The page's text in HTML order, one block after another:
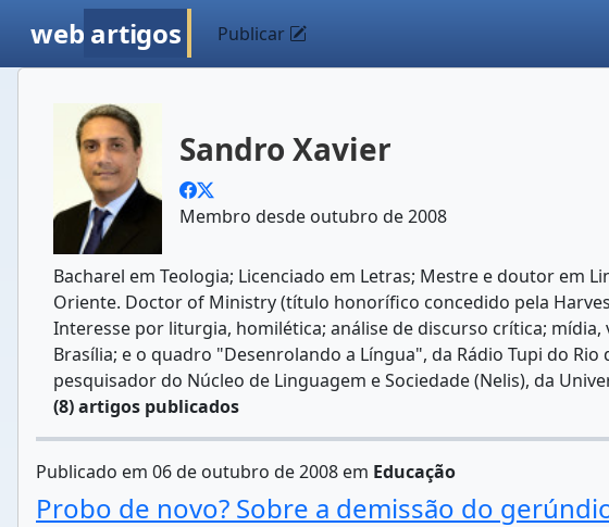
web artigos Publicar
Sandro Xavier
Membro desde outubro de 2008
Bacharel em Teologia; Licenciado em Letras; Mestre e doutor em
Oriente. Doctor of Ministry (título honorífico concedido pela
Interesse por liturgia, homilética; análise de discurso crítica;
Brasília; e o quadro "Desenrolando a Língua", da Rádio Tupi do
pesquisador do Núcleo de Linguagem e Sociedade (Nelis), da
(8) artigos publicados
Publicado em 06 de outubro de 2008 em Educação
Probo de novo? Sobre a demissão do